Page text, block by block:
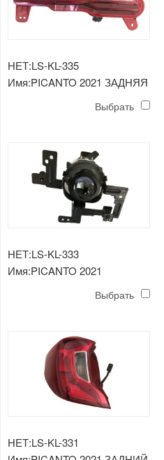
НЕТ:LS-KL-335
Имя:PICANTO 2021 ЗАДНЯЯ
Выбрать
НЕТ:LS-KL-333
Имя:PICANTO 2021
Выбрать
НЕТ:LS-KL-331